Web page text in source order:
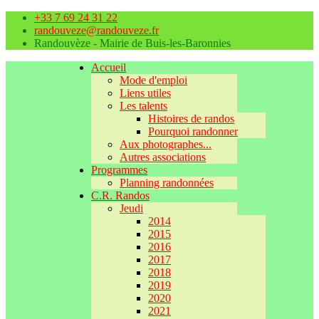
+33 7 69 24 31 22
randouveze@randouveze.fr
Randouvèze - Mairie de Buis-les-Baronnies
Accueil
Mode d'emploi
Liens utiles
Les talents
Histoires de randos
Pourquoi randonner
Aux photographes...
Autres associations
Programmes
Planning randonnées
C.R. Randos
Jeudi
2014
2015
2016
2017
2018
2019
2020
2021